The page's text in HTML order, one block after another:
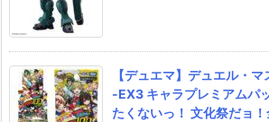
【デュエマ】デュエル・
-EX3 キャラプレミアムパ
たくないっ！ 文化祭だョ